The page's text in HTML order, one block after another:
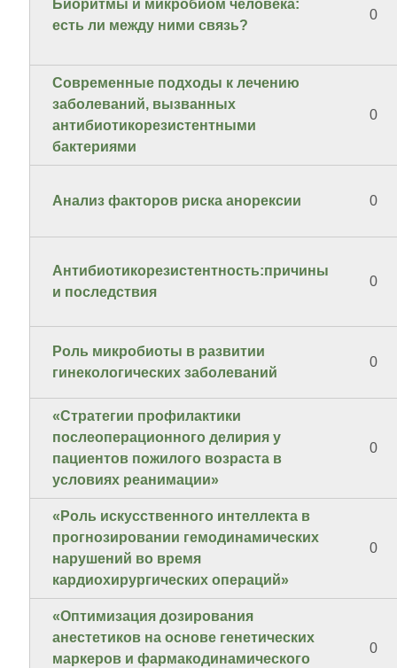
Биоритмы и микробиом человека:
есть ли между ними связь?
0
Современные подходы к лечению
заболеваний, вызванных
антибиотикорезистентными
бактериями
0
Анализ факторов риска анорексии 0
Антибиотикорезистентность:причины
и последствия
0
Роль микробиоты в развитии
гинекологических заболеваний
0
«Стратегии профилактики
послеоперационного делирия у
пациентов пожилого возраста в
условиях реанимации»
0
«Роль искусственного интеллекта в
прогнозировании гемодинамических
нарушений во время
кардиохирургических операций»
0
«Оптимизация дозирования
анестетиков на основе генетических
маркеров и фармакодинамического
0